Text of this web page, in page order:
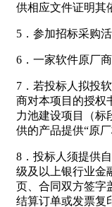
供相应文件证明其
5．参加招标采购
6．一家软件原厂
7．若投标人拟投
商对本项目的授权
力池建设项目（标
供的产品提供“原
8．投标人须提供
级及以上银行业金
页、合同双方签字
结算订单或发票复